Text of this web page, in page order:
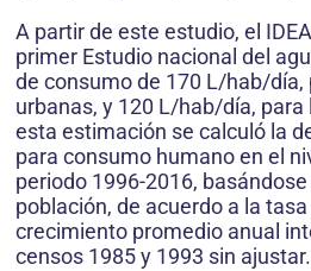
A partir de este estudio, el
primer Estudio nacional del
de consumo de 170 L/hab/día,
urbanas, y 120 L/hab/día, para
esta estimación se calculó la
para consumo humano en el
periodo 1996-2016,
población, de acuerdo a la
crecimiento promedio anual
censos 1985 y 1993 sin ajustar.